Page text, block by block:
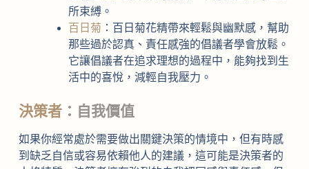
所束縛。
百日菊 ：百日菊花精帶來輕鬆與幽默感，幫助
那些過於認真、責任感強的倡議者學會放鬆。
它讓倡議者在追求理想的過程中，能夠找到生
活中的喜悅，減輕自我壓力。
決策者：自我價值
如果你經常處於需要做出關鍵決策的情境中，但有時感
到缺乏自信或容易依賴他人的建議，這可能是決策者的